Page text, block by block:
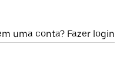
uma conta? Fazer login